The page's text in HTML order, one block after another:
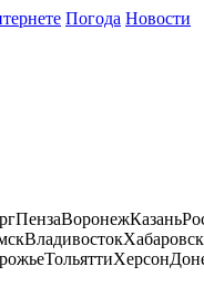
Погода Новости
ПензаВоронежКазань
ВладивостокХабаровск
ТольяттиХерсон